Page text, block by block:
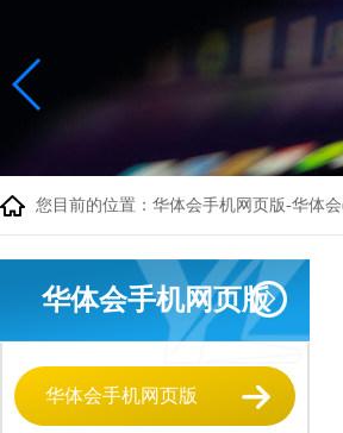
您目前的位置： 华体会手机网页版-华体
华体会手机网页版
华体会手机网页版